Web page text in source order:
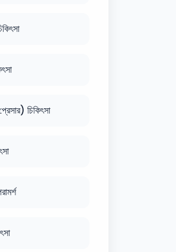
চিকিৎসা